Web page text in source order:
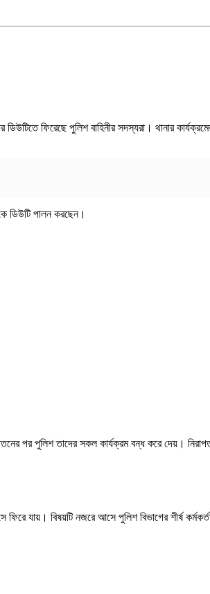
ডিউটিতে ফিরেছে পুলিশ বাহিনীর সদস্যরা। থানার
ডিউটি পালন করছেন।
পর পুলিশ তাদের সকল কার্যক্রম বন্ধ করে দেয়।
যায়। বিষয়টি নজরে আসে পুলিশ বিভাগের শীর্ষ